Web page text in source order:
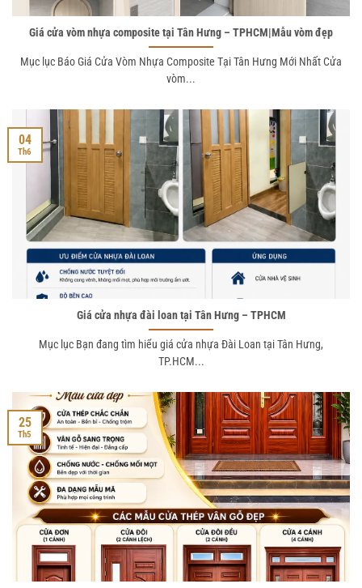
Giá cửa vòm nhựa composite tại Tân Hưng – TPHCM|Mẫu vòm đẹp
Mục lục Báo Giá Cửa Vòm Nhựa Composite Tại Tân Hưng Mới Nhất Cửa
vòm...
Giá cửa nhựa đài loan tại Tân Hưng – TPHCM
Mục lục Bạn đang tìm hiểu giá cửa nhựa Đài Loan tại Tân Hưng,
TP.HCM...
04
Th6
25
Th5